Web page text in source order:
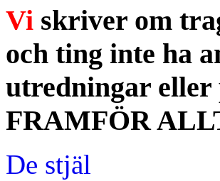
Vi skriver om
och ting inte ha
utredningar
FRAMFÖR
De stjäl